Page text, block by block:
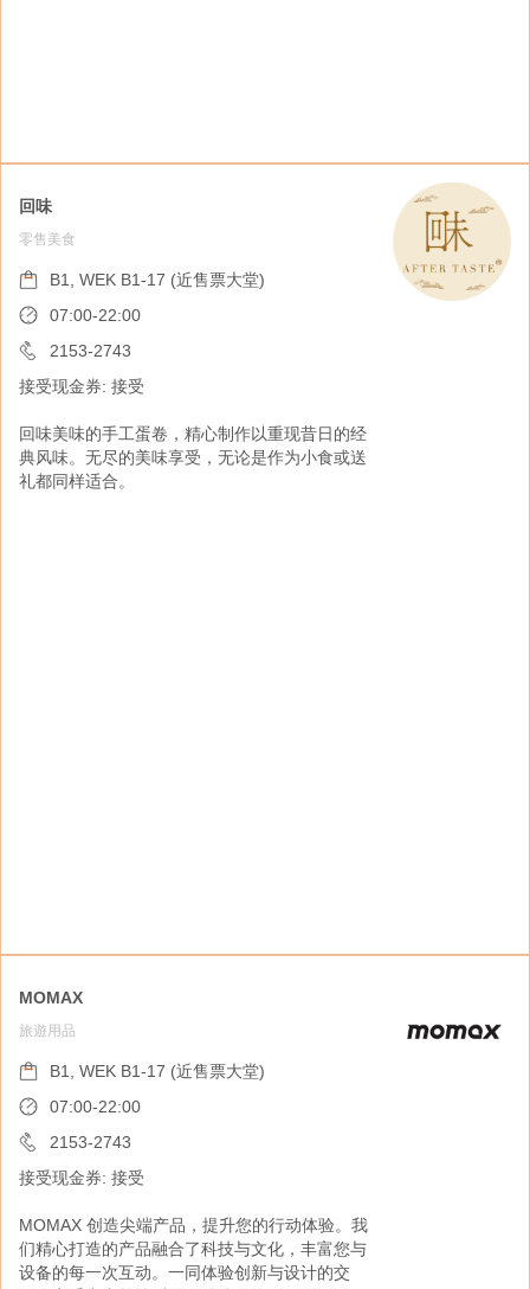
香港小熊曲奇
零售美食
B1, WEK B1-17 (近售票大堂)
07:00-22:00
2153-2743
接受现金券: 接受
香港小熊曲奇深受本地人和游客喜爱, 以其令人
无法抗拒的牛油曲奇闻名, 是必试的香港特色美
回味
零售美食
B1, WEK B1-17 (近售票大堂)
07:00-22:00
2153-2743
接受现金券: 接受
回味美味的手工蛋卷，精心制作以重现昔日的经
典风味。无尽的美味享受，无论是作为小食或送
礼都同样适合。
鲤鱼门．绍香园
零售美食
B1, WEK B1-17 (近售票大堂)
07:00-22:00
2153-2743
接受现金券: 接受
始创于1968年，鲤鱼门．绍香园专为旅客提供
各式香港特色风味的凉果及果仁。从选材到制
MOMAX
旅遊用品
B1, WEK B1-17 (近售票大堂)
07:00-22:00
2153-2743
接受现金券: 接受
MOMAX 创造尖端产品，提升您的行动体验。我
们精心打造的产品融合了科技与文化，丰富您与
设备的每一次互动。一同体验创新与设计的交